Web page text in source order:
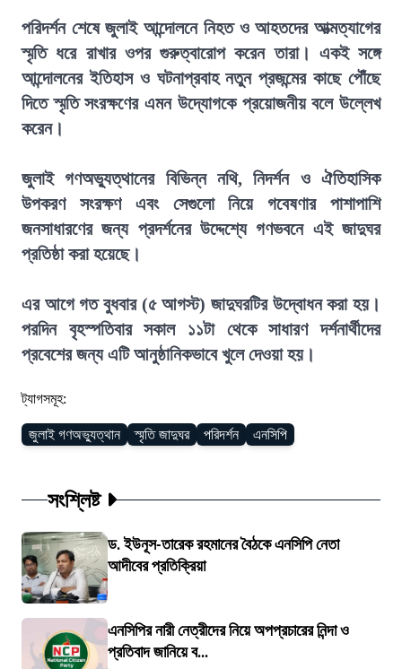
পরিদর্শন শেষে জুলাই আন্দোলনে নিহত ও আহতদের আত্মত্যাগের
স্মৃতি ধরে রাখার ওপর গুরুত্বারোপ করেন তারা। একই সঙ্গে
আন্দোলনের ইতিহাস ও ঘটনাপ্রবাহ নতুন প্রজন্মের কাছে পৌঁছে
দিতে স্মৃতি সংরক্ষণের এমন উদ্যোগকে প্রয়োজনীয় বলে উল্লেখ
করেন।
জুলাই গণঅভ্যুত্থানের বিভিন্ন নথি, নিদর্শন ও ঐতিহাসিক
উপকরণ সংরক্ষণ এবং সেগুলো নিয়ে গবেষণার পাশাপাশি
জনসাধারণের জন্য প্রদর্শনের উদ্দেশ্যে গণভবনে এই জাদুঘর
প্রতিষ্ঠা করা হয়েছে।
এর আগে গত বুধবার (৫ আগস্ট) জাদুঘরটির উদ্বোধন করা হয়।
পরদিন বৃহস্পতিবার সকাল ১১টা থেকে সাধারণ দর্শনার্থীদের
প্রবেশের জন্য এটি আনুষ্ঠানিকভাবে খুলে দেওয়া হয়।
ট্যাগসমূহ:
জুলাই গণঅভ্যুত্থান স্মৃতি জাদুঘর পরিদর্শন এনসিপি
সংশ্লিষ্ট
ড. ইউনূস-তারেক রহমানের বৈঠকে এনসিপি নেতা
আদীবের প্রতিক্রিয়া
এনসিপির নারী নেত্রীদের নিয়ে অপপ্রচারের নিন্দা ও
প্রতিবাদ জানিয়ে ব...